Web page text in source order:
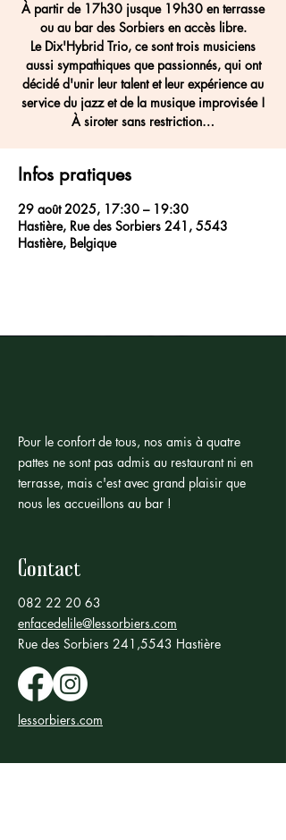
À partir de 17h30 jusque 19h30 en terrasse
ou au bar des Sorbiers en accès libre.
Le Dix'Hybrid Trio, ce sont trois musiciens
aussi sympathiques que passionnés, qui ont
décidé d'unir leur talent et leur expérience au
service du jazz et de la musique improvisée !
À siroter sans restriction…
Infos pratiques
29 août 2025, 17:30 – 19:30
Hastière, Rue des Sorbiers 241, 5543
Hastière, Belgique
Pour le confort de tous, nos amis à quatre
pattes ne sont pas admis au restaurant ni en
terrasse, mais c'est avec grand plaisir que
nous les accueillons au bar !
Contact
082 22 20 63
enfacedelile@lessorbiers.com
Rue des Sorbiers 241,5543 Hastière
lessorbiers.com